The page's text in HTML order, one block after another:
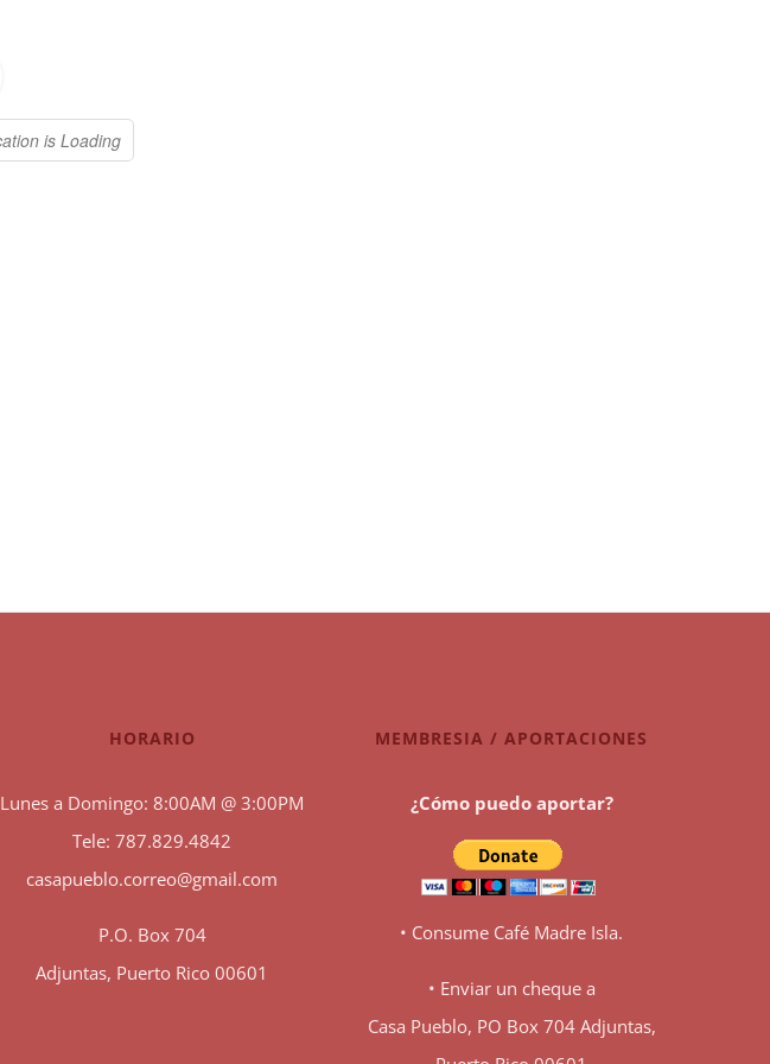
HORARIO
Lunes a Domingo: 8:00AM @ 3:00PM
Tele: 787.829.4842
casapueblo.correo@gmail.com
P.O. Box 704
Adjuntas, Puerto Rico 00601
MEMBRESIA / APORTACIONES
¿Cómo puedo aportar?
• Consume Café Madre Isla.
• Enviar un cheque a
Casa Pueblo, PO Box 704 Adjuntas,